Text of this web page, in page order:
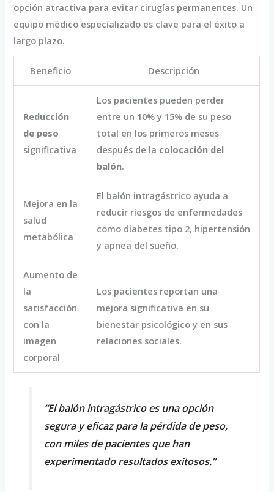
opción atractiva para evitar cirugías permanentes. Un
equipo médico especializado es clave para el éxito a
largo plazo.
Beneficio Descripción
Reducción
de peso
significativa
Los pacientes pueden perder
entre un 10% y 15% de su peso
total en los primeros meses
después de la colocación del
balón.
Mejora en la
salud
metabólica
El balón intragástrico ayuda a
reducir riesgos de enfermedades
como diabetes tipo 2, hipertensión
y apnea del sueño.
Aumento de
la
satisfacción
con la
imagen
corporal
Los pacientes reportan una
mejora significativa en su
bienestar psicológico y en sus
relaciones sociales.
“El balón intragástrico es una opción
segura y eficaz para la pérdida de peso,
con miles de pacientes que han
experimentado resultados exitosos.”